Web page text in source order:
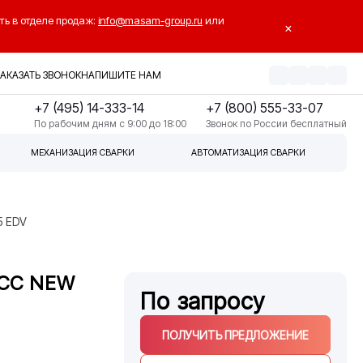
в отделе продаж: info@masam-group.ru или ×
ЗВОНОКНАПИШИТЕ НАМ
+7 (495) 14-333-14
По рабочим дням с 9:00 до 18:00
+7 (800) 555-33-07
Звонок по России бесплатный
МЕХАНИЗАЦИЯ СВАРКИ АВТОМАТИЗАЦИЯ СВАРКИ
EDV
NEW
По запросу
ПОЛУЧИТЬ ПРЕДЛОЖЕНИЕ